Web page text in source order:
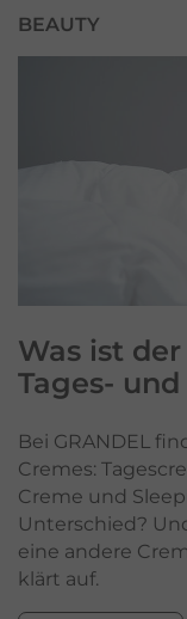
BEAUTY
Was ist
Tages-
Bei GRANDEL
Cremes:
Creme und
Unterschied?
eine andere
klärt auf.